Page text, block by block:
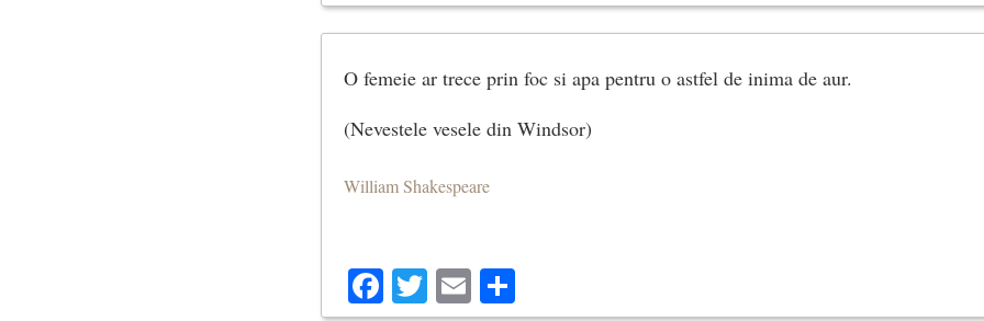
O femeie ar trece prin foc si apa pentru o astfel de inima de aur.
(Nevestele vesele din Windsor)
William Shakespeare
Facebook
Twitter
Email